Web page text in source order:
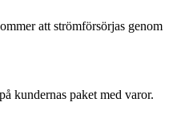
att strömförsörjas genom
kundernas paket med varor.